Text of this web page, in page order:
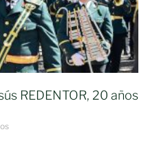
REDENTOR, 20 años